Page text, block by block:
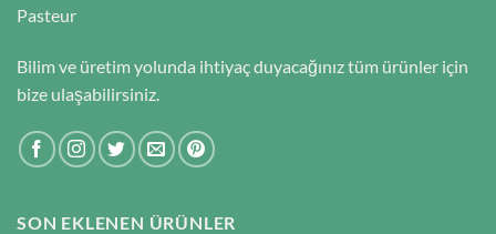
Pasteur
Bilim ve üretim yolunda ihtiyaç duyacağınız tüm ürünler için
bize ulaşabilirsiniz.
SON EKLENEN ÜRÜNLER